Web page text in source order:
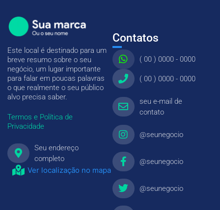
Este local é destinado para um
breve resumo sobre o seu
negócio, um lugar importante
para falar em poucas palavras
o que realmente o seu público
alvo precisa saber.
Termos e Política de
Privacidade
Seu endereço
completo
Ver localização no mapa
Contatos
( 00 ) 0000 - 0000
( 00 ) 0000 - 0000
seu e-mail de
contato
@seunegocio
@seunegocio
@seunegocio